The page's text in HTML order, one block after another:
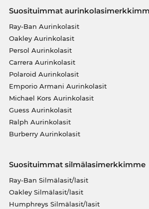
Suosituimmat
Ray-Ban Aurinkolasit
Oakley Aurinkolasit
Persol Aurinkolasit
Carrera Aurinkolasit
Polaroid Aurinkolasit
Emporio Armani Aurinkolasit
Michael Kors Aurinkolasit
Guess Aurinkolasit
Ralph Aurinkolasit
Burberry Aurinkolasit
Suosituimmat silmälasimerkkimme
Ray-Ban Silmälasit/lasit
Oakley Silmälasit/lasit
Humphreys Silmälasit/lasit